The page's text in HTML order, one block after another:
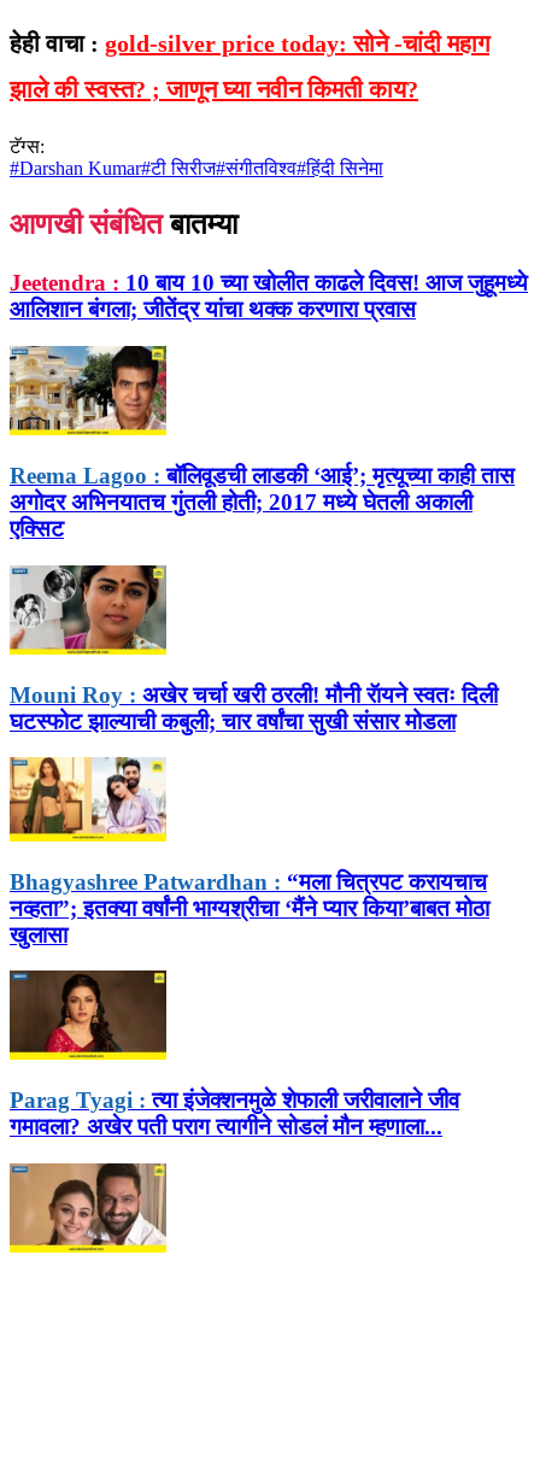
हेही वाचा : gold-silver price today: सोने -चांदी महाग
झाले की स्वस्त? ; जाणून घ्या नवीन किमती काय?
टॅग्स:
#Darshan Kumar#टी सिरीज#संगीतविश्व#हिंदी सिनेमा
आणखी संबंधित बातम्या
Jeetendra : 10 बाय 10 च्या खोलीत काढले दिवस! आज जुहूमध्ये
आलिशान बंगला; जीतेंद्र यांचा थक्क करणारा प्रवास
Reema Lagoo : बॉलिवूडची लाडकी ‘आई’; मृत्यूच्या काही तास
अगोदर अभिनयातच गुंतली होती; 2017 मध्ये घेतली अकाली
एक्सिट
Mouni Roy : अखेर चर्चा खरी ठरली! मौनी रॅायने स्वतः दिली
घटस्फोट झाल्याची कबुली; चार वर्षांचा सुखी संसार मोडला
Bhagyashree Patwardhan : “मला चित्रपट करायचाच
नव्हता”; इतक्या वर्षांनी भाग्यश्रीचा ‘मैंने प्यार किया’बाबत मोठा
खुलासा
Parag Tyagi : त्या इंजेक्शनमुळे शेफाली जरीवालाने जीव
गमावला? अखेर पती पराग त्यागीने सोडलं मौन म्हणाला...